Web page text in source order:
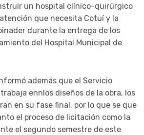
un hospital clínico-quirúrgico
que necesita Cotuí y la
durante la entrega de los
del Hospital Municipal de
además que el Servicio
ennlos diseños de la obra, los
en su fase final, por lo que se que
el proceso de licitación como la
el segundo semestre de este